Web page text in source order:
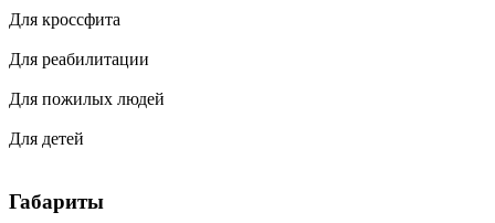
Для кроссфита
Для реабилитации
Для пожилых людей
Для детей
Габариты